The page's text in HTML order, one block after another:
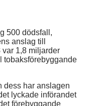
500 dödsfall,
anslag till
var 1,8 miljarder
tobaksförebyggande
dess har anslagen
lyckade införandet
förebyggande